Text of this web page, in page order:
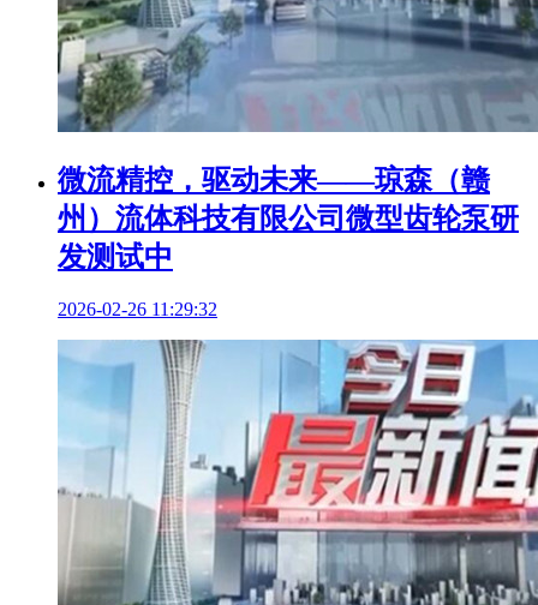
微流精控，驱动未来——琼森（赣
州）流体科技有限公司微型齿轮泵研
发测试中
2026-02-26 11:29:32